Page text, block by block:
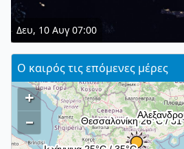
Δευ, 10 Αυγ 07:00
Ο καιρός τις επόμενες μέρες
+
–